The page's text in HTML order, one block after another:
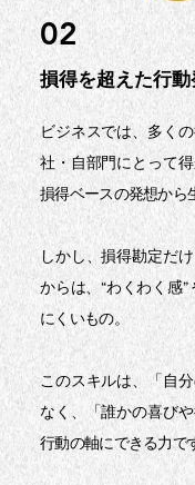
02
損得を超えた行動
ビジネスでは、多く
社・自部門にとって
損得ベースの発想から
しかし、損得勘定だ
からは、“わくわく感”
にくいもの。
このスキルは、「自
なく、「誰かの喜び
行動の軸にできる力で